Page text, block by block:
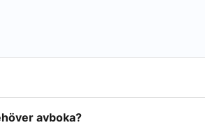
avboka?